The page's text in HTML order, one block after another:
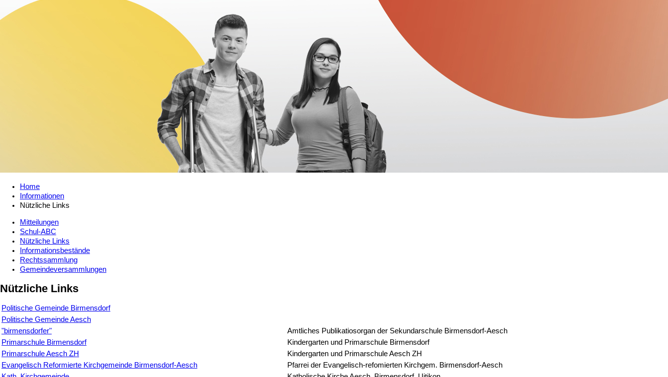
Home
Informationen
Nützliche Links
Mitteilungen
Schul-ABC
Nützliche Links
Informationsbestände
Rechtssammlung
Gemeindeversammlungen
Nützliche Links
Politische Gemeinde Birmensdorf
Politische Gemeinde Aesch
"birmensdorfer"
Amtliches Publikatiosorgan der Sekundarschule Birmensdorf-Aesch
Primarschule Birmensdorf
Kindergarten und Primarschule Birmensdorf
Primarschule Aesch ZH
Kindergarten und Primarschule Aesch ZH
Evangelisch Reformierte Kirchgemeinde Birmensdorf-Aesch
Pfarrei der Evangelisch-refomierten Kirchgem. Birmensdorf-Aesch